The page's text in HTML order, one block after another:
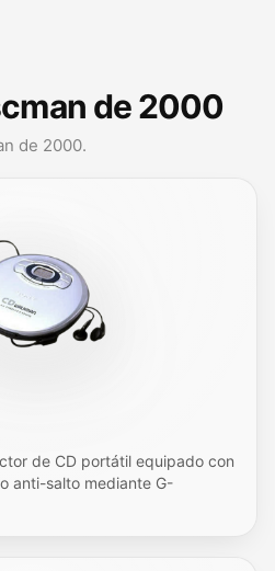
de 2000
de 2000.
de CD portátil equipado con
anti-salto mediante G-